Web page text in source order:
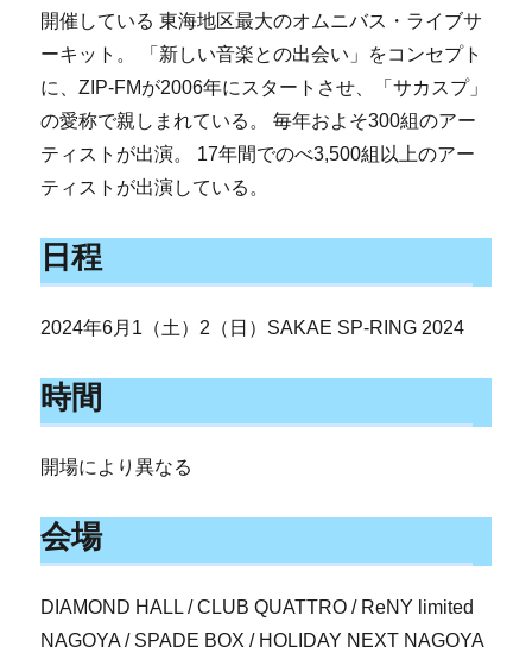
開催している 東海地区最大のオムニバス・ライブサ
ーキット。 「新しい音楽との出会い」をコンセプト
に、ZIP-FMが2006年にスタートさせ、「サカスプ」
の愛称で親しまれている。 毎年およそ300組のアー
ティストが出演。 17年間でのべ3,500組以上のアー
ティストが出演している。
日程
2024年6月1（土）2（日）SAKAE SP-RING 2024
時間
開場により異なる
会場
DIAMOND HALL / CLUB QUATTRO / ReNY limited
NAGOYA / SPADE BOX / HOLIDAY NEXT NAGOYA